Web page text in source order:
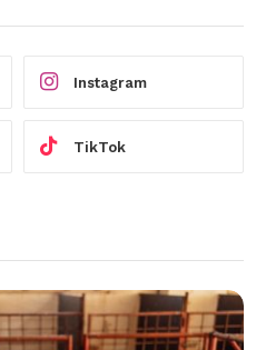
Instagram
TikTok